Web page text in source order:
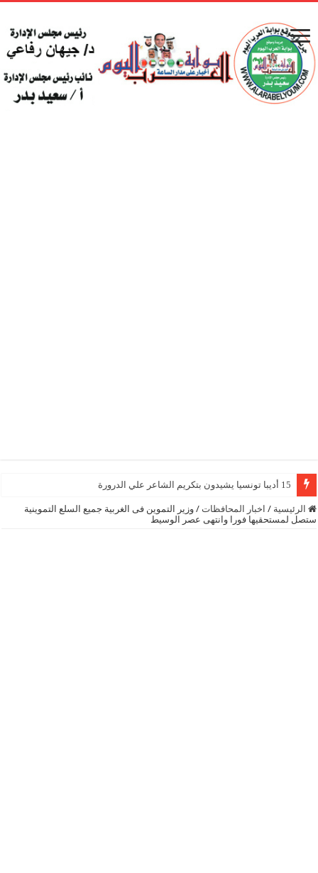
15 أديبا تونسيا يشيدون بتكريم الشاعر علي الدرورة
الرئيسية / اخبار المحافظات / وزير التموين فى الغربية جميع السلع التموينية
ستصل لمستحقيها فورا وانتهى عصر الوسيط